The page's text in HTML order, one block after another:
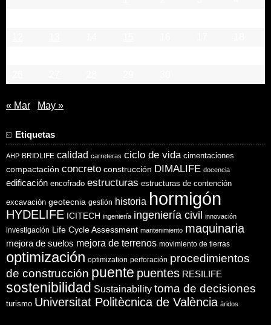
« Mar May »
Etiquetas
AHP BRIDLIFE calidad carreteras ciclo de vida cimentaciones
compactación concreto construcción DIMALIFE docencia
edificación encofrado estructuras estructuras de contención
excavación geotecnia gestión historia hormigón
HYDELIFE ICITECH ingeniería ingeniería civil innovación
investigación Life Cycle Assessment mantenimiento maquinaria
mejora de suelos mejora de terrenos movimiento de tierras
optimización optimization perforación procedimientos
de construcción puente puentes RESILIFE
sostenibilidad Sustainability toma de decisiones
turismo Universitat Politècnica de València áridos